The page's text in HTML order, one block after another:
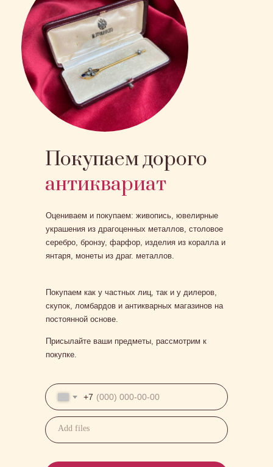
Покупаем дорого
антиквариат
Оцениваем и покупаем: живопись, ювелирные
украшения из драгоценных металлов, столовое
серебро, бронзу, фарфор, изделия из коралла и
янтаря, монеты из драг. металлов.
Покупаем как у частных лиц, так и у дилеров,
скупок, ломбардов и антикварных магазинов на
постоянной основе.
Присылайте ваши предметы, рассмотрим к
покупке.
+7
Add files